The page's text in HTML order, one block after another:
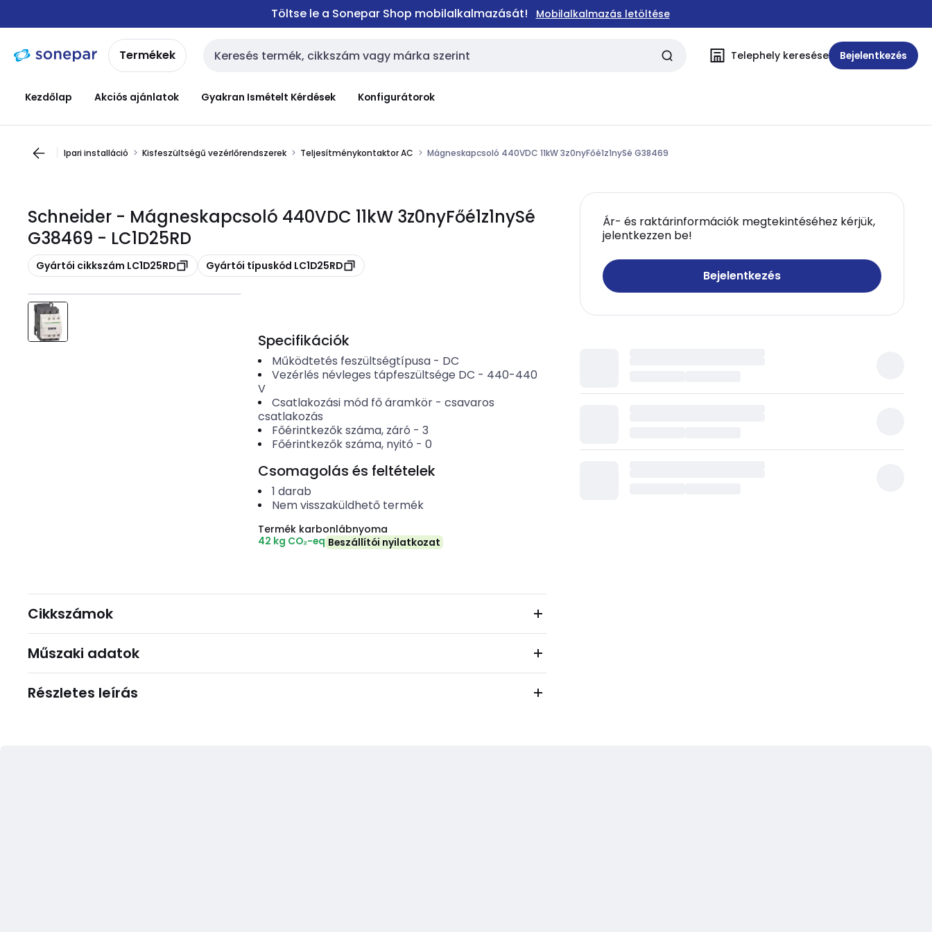
navigációhoztartalomra
Töltse le a Sonepar Shop mobilalkalmazását! Mobilalkalmazás letöltése
Termékek Keresési bemenet Telephely keresése Bejelentkezés
Kezdőlap Akciós ajánlatok Gyakran Ismételt Kérdések Konfigurátorok
Ipari installáció Kisfeszültségű vezérlőrendszerek Teljesítménykontaktor AC Mágneskapcsoló 440VDC 11kW 3z0nyFőé1z1nySé G38469
Schneider - Mágneskapcsoló 440VDC 11kW 3z0nyFőé1z1nySé
G38469 - LC1D25RD
Másolás
Gyártói cikkszám LC1D25RD Másolás
Gyártói típuskód LC1D25RD
Ár- és raktárinformációk megtekintéséhez kérjük,
jelentkezzen be!
Bejelentkezés
Specifikációk
Működtetés feszültségtípusa- DC
Vezérlés névleges tápfeszültsége DC - 440-440
V
Csatlakozási mód fő áramkör- csavaros
csatlakozás
Főérintkezők száma, záró - 3
Főérintkezők száma, nyitó - 0
Csomagolás és feltételek
1 darab
Nem visszaküldhető termék
Termék karbonlábnyoma
42 kg CO₂-eq Beszállítói nyilatkozat
Cikkszámok
Műszaki adatok
Részletes leírás